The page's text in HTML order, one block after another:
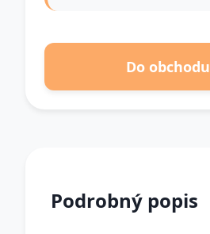
Do obchodu
Podrobný popis